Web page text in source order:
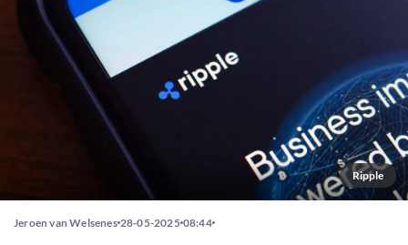
Ripple
Jeroen van Welsenes 28-05-2025 08:44